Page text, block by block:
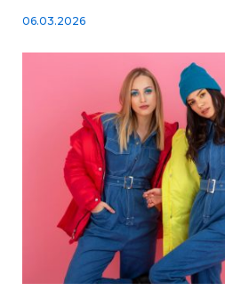
06.03.2026